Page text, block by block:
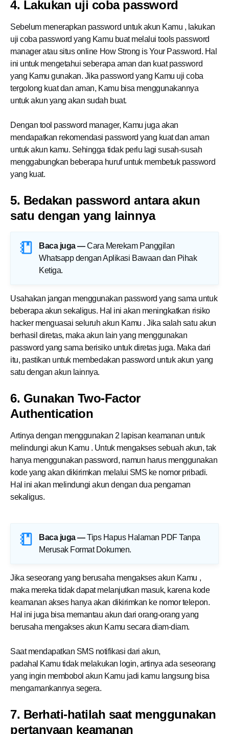
4. Lakukan uji coba password
Sebelum menerapkan password untuk akun Kamu , lakukan
uji coba password yang Kamu buat melalui tools password
manager atau situs online How Strong is Your Password. Hal
ini untuk mengetahui seberapa aman dan kuat password
yang Kamugunakan. Jika password yang Kamu uji coba
tergolong kuat dan aman, Kamu bisa menggunakannya
untuk akun yang akan sudah buat.
Dengan tool password manager, Kamu juga akan
mendapatkan rekomendasi password yang kuat dan aman
untuk akun kamu. Sehingga tidak perlu lagi susah-susah
menggabungkan beberapa huruf untuk membetuk password
yang kuat.
5. Bedakan password antara akun
satu dengan yang lainnya
Baca juga — Cara Merekam Panggilan
Whatsapp dengan Aplikasi Bawaan dan Pihak
Ketiga.
Usahakan jangan menggunakan password yang sama untuk
beberapa akun sekaligus. Hal ini akan meningkatkan risiko
hacker menguasai seluruh akun Kamu . Jika salah satu akun
berhasil diretas, maka akun lain yang menggunakan
password yang sama berisiko untuk diretas juga. Maka dari
itu, pastikan untuk membedakan password untuk akun yang
satu dengan akun lainnya.
6. Gunakan Two-Factor
Authentication
Artinya dengan menggunakan 2 lapisan keamanan untuk
melindungi akun Kamu . Untuk mengakses sebuah akun, tak
hanya menggunakan password, namun harus menggunakan
kode yang akan dikirimkan melalui SMS ke nomor pribadi.
Hal ini akan melindungi akun dengan dua pengaman
sekaligus.
Baca juga — Tips Hapus Halaman PDF Tanpa
Merusak Format Dokumen.
Jika seseorang yang berusaha mengakses akun Kamu ,
maka mereka tidak dapat melanjutkan masuk, karena kode
keamanan akses hanya akan dikirimkan ke nomor telepon.
Hal ini juga bisa memantau akun dari orang-orang yang
berusaha mengakses akun Kamusecara diam-diam.
Saat mendapatkan SMS notifikasi dari akun,
padahal Kamu tidak melakukan login, artinya ada seseorang
yang ingin membobol akun Kamu jadi kamu langsung bisa
mengamankannya segera.
7. Berhati-hatilah saat menggunakan
pertanyaan keamanan